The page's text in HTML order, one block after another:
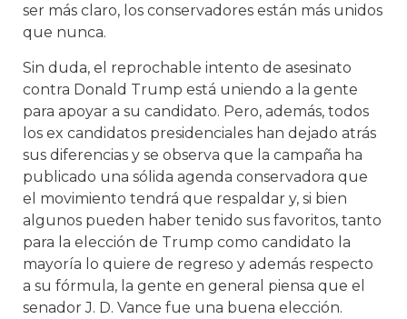
ser más claro, los conservadores están más unidos
que nunca.
Sin duda, el reprochable intento de asesinato
contra Donald Trump está uniendo a la gente
para apoyar a su candidato. Pero, además, todos
los ex candidatos presidenciales han dejado atrás
sus diferencias y se observa que la campaña ha
publicado una sólida agenda conservadora que
el movimiento tendrá que respaldar y, si bien
algunos pueden haber tenido sus favoritos, tanto
para la elección de Trump como candidato la
mayoría lo quiere de regreso y además respecto
a su fórmula, la gente en general piensa que el
senador J. D. Vance fue una buena elección.